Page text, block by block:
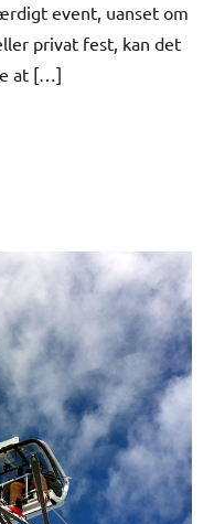
event, uanset om
privat fest, kan det
at […]